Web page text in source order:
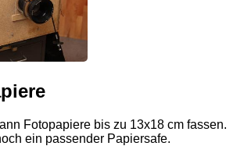
Fotopapiere bis zu 13x18 cm fassen.
ein passender Papiersafe.